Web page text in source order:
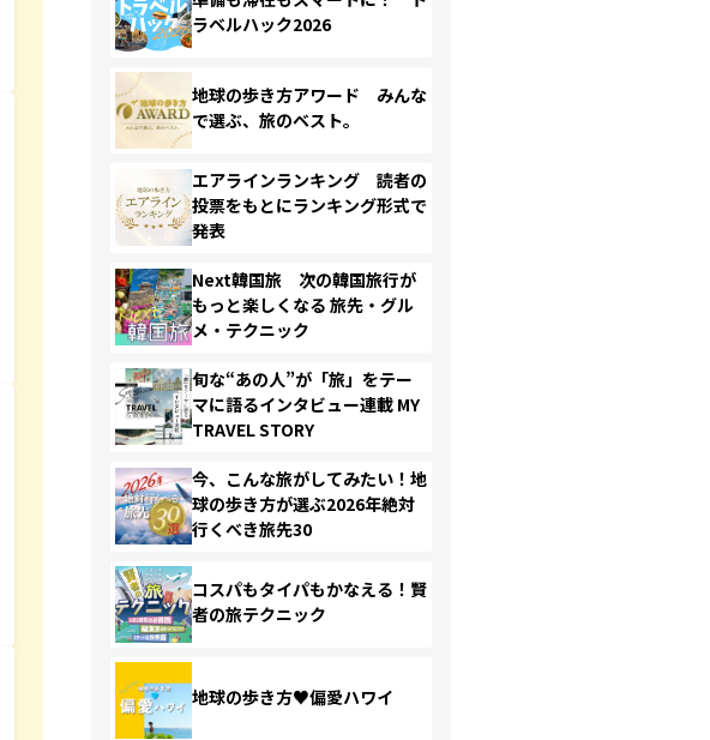
ラベルハック2026
地球の歩き方アワード みんな
で選ぶ、旅のベスト。
エアラインランキング 読者の
投票をもとにランキング形式で
発表
Next韓国旅 次の韓国旅行が
もっと楽しくなる 旅先・グル
メ・テクニック
旬な“あの人”が「旅」をテー
マに語るインタビュー連載 MY
TRAVEL STORY
今、こんな旅がしてみたい！地
球の歩き方が選ぶ2026年絶対
行くべき旅先30
コスパもタイパもかなえる！賢
者の旅テクニック
地球の歩き方♥偏愛ハワイ